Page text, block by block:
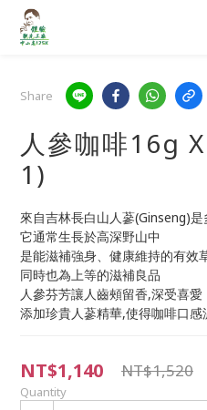
Share
人參咖啡16g
1)
來自吉林長白山人蔘(Ginseng)
它通常生長於高深野山中
是能滋補強身、健康維持的有效
同時也為上等的滋補良品
人參芬芳讓人齒頰留香,深受喜愛
添加珍貴人蔘精華,使得咖啡口感
NT$1,140 NT$1,520
Quantity